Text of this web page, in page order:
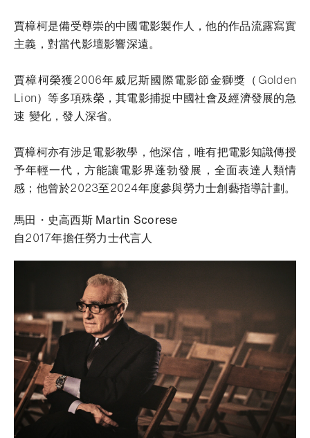
賈樟柯是備受尊崇的中國電影製作人，他的作品流露寫實
主義，對當代影壇影響深遠。
賈樟柯榮獲2006年威尼斯國際電影節金獅獎（Golden
Lion）等多項殊榮，其電影捕捉中國社會及經濟發展的急
速 變化，發人深省。
賈樟柯亦有涉足電影教學，他深信，唯有把電影知識傳授
予年輕一代，方能讓電影界蓬勃發展，全面表達人類情
感；他曾於2023至2024年度參與勞力士創藝指導計劃。
馬田・史高西斯 Martin Scorese
自2017年擔任勞力士代言人